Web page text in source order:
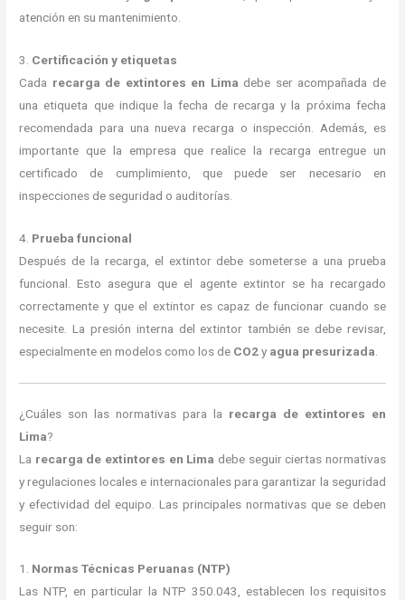
atención en su mantenimiento.
3. Certificación y etiquetas
Cada recarga de extintores en Lima debe ser acompañada de
una etiqueta que indique la fecha de recarga y la próxima fecha
recomendada para una nueva recarga o inspección. Además, es
importante que la empresa que realice la recarga entregue un
certificado de cumplimiento, que puede ser necesario en
inspecciones de seguridad o auditorías.
4. Prueba funcional
Después de la recarga, el extintor debe someterse a una prueba
funcional. Esto asegura que el agente extintor se ha recargado
correctamente y que el extintor es capaz de funcionar cuando se
necesite. La presión interna del extintor también se debe revisar,
especialmente en modelos como los de CO2y agua presurizada
¿Cuáles son las normativas para la recarga de extintores en
Lima?
La recarga de extintores en Lima debe seguir ciertas normativas
y regulaciones locales e internacionales para garantizar la seguridad
y efectividad del equipo. Las principales normativas que se deben
seguir son:
1. Normas Técnicas Peruanas (NTP)
Las NTP, en particular la NTP 350.043, establecen los requisitos